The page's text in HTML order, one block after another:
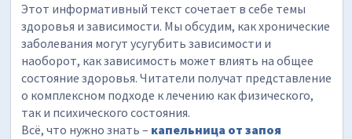
Этот информативный текст сочетает в себе темы
здоровья и зависимости. Мы обсудим, как хронические
заболевания могут усугубить зависимости и
наоборот, как зависимость может влиять на общее
состояние здоровья. Читатели получат представление
о комплексном подходе к лечению как физического,
так и психического состояния.
Всё, что нужно знать – капельница от запоя